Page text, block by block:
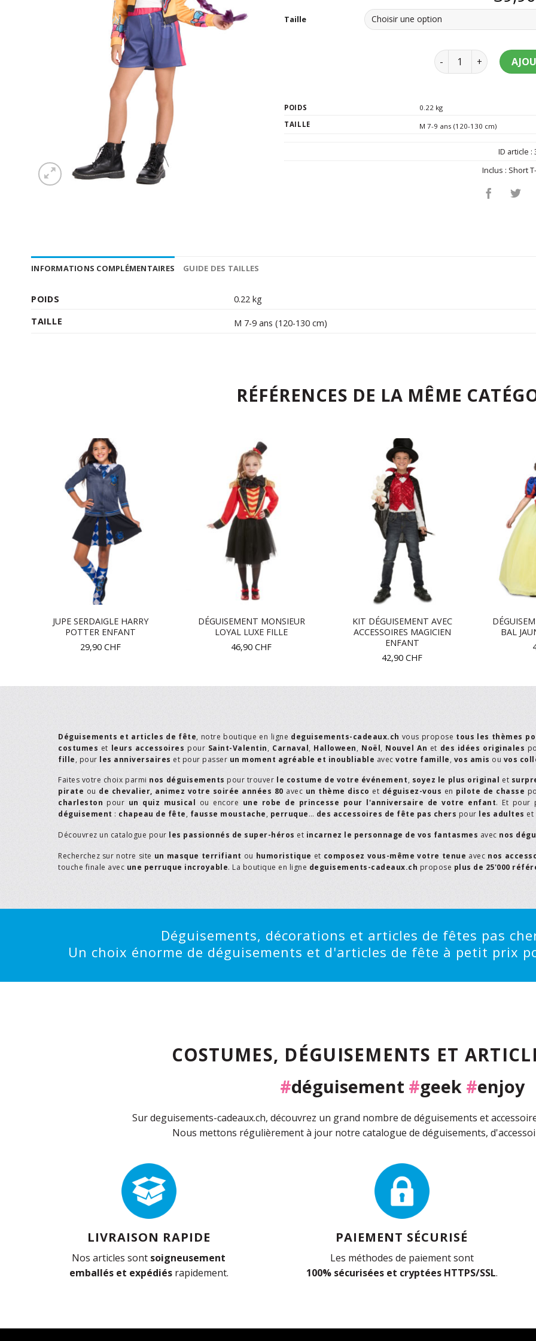
Taille
quantité de
POIDS
0.22 kg
TAILLE
M 7-9 ans (120-130 cm)
ID article :
Inclus : Short
INFORMATIONS COMPLÉMENTAIRES GUIDE DES TAILLES
POIDS
0.22 kg
TAILLE
M 7-9 ans (120-130 cm)
RÉFÉRENCES DE LA MÊME
JUPE SERDAIGLE HARRY
POTTER ENFANT
29,90 CHF
DÉGUISEMENT MONSIEUR
LOYAL LUXE FILLE
46,90 CHF
KIT DÉGUISEMENT AVEC
ACCESSOIRES MAGICIEN
ENFANT
42,90 CHF
BAL
Déguisements et articles de fête, notre boutique en ligne deguisements-cadeaux.ch vous propose tous les thèmes
costumes et leurs accessoires pour Saint-Valentin, Carnaval, Halloween, Noël, Nouvel An et des idées originales
fille, pour les anniversaires et pour passer un moment agréable et inoubliable avec votre famille, vos amis ou vos
Faites votre choix parmi nos déguisements pour trouver le costume de votre événement, soyez le plus original et
pirate ou de chevalier, animez votre soirée années 80 avec un thème disco et déguisez-vous en pilote de chasse
charleston pour un quiz musical ou encore une robe de princesse pour l'anniversaire de votre enfant. Et pour
déguisement : chapeau de fête, fausse moustache, perruque… des accessoires de fête pas chers pour les adultes et
Découvrez un catalogue pour les passionnés de super-héros et incarnez le personnage de vos fantasmes avec nos
Recherchez sur notre site un masque terrifiant ou humoristique et composez vous-même votre tenue avec nos
touche finale avec une perruque incroyable. La boutique en ligne deguisements-cadeaux.ch propose plus de 25'000
Déguisements, décorations et articles de fêtes pas
Un choix énorme de déguisements et d'articles de fête à petit prix
COSTUMES, DÉGUISEMENTS ET
#déguisement #geek #enjoy
Sur deguisements-cadeaux.ch, découvrez un grand nombre de déguisements et
Nous mettons régulièrement à jour notre catalogue de déguisements,
LIVRAISON RAPIDE
Nos articles sont soigneusement
emballés et expédiésrapidement.
PAIEMENT SÉCURISÉ
Les méthodes de paiement sont
100% sécurisées et cryptées HTTPS/SSL.